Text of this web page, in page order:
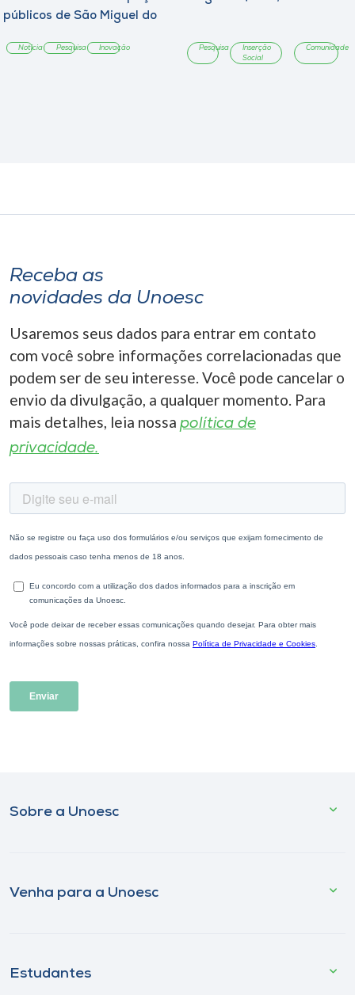
públicos de São Miguel do
Notícia Pesquisa Inovação Pesquisa
Inserção
Social
Comunidade
Receba as
novidades da Unoesc
Usaremos seus dados para entrar em contato
com você sobre informações correlacionadas que
podem ser de seu interesse. Você pode cancelar o
envio da divulgação, a qualquer momento. Para
mais detalhes, leia nossa política de
privacidade.
Sobre a Unoesc
Venha para a Unoesc
Estudantes